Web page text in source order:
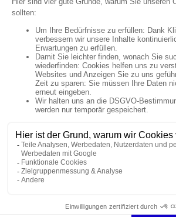
Uns folgen
Ihr Konto
Shop-Einstellungen
© Polymoule 2026 -Réalisation site